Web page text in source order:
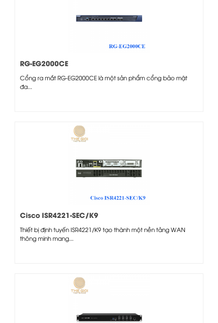
RG-EG2000CE
Cổng ra mắt RG-EG2000CE là một sản phẩm cổng bảo mật
đa...
Cisco ISR4221-SEC/K9
Thiết bị định tuyến ISR4221/K9 tạo thành một nền tảng WAN
thông minh mang...